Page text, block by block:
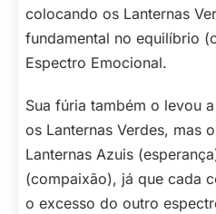
colocando os Lanternas
fundamental no equilíbrio
Espectro Emocional.
Sua fúria também o levou
os Lanternas Verdes, mas
Lanternas Azuis
(compaixão), já que cada
o excesso do outro